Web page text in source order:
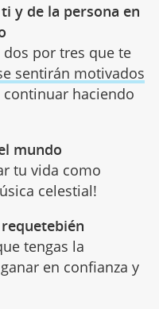
y de la persona en
dos por tres que te
sentirán motivados
haciendo
mundo
tu vida como
celestial!
tengas la
en confianza y